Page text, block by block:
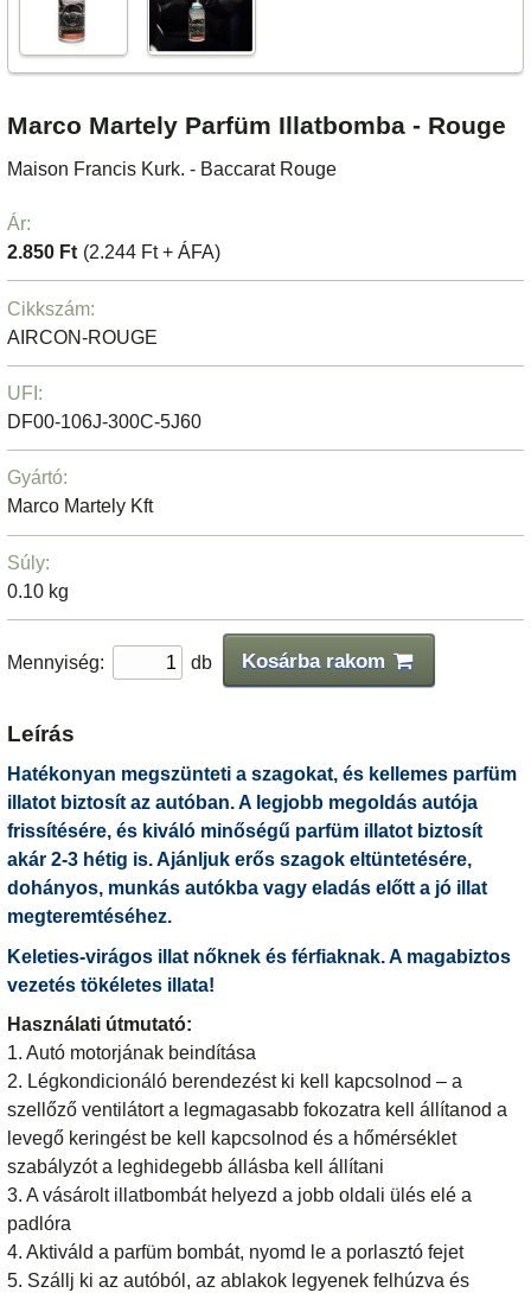
Marco Martely Parfüm Illatbomba - Rouge
Maison Francis Kurk. - Baccarat Rouge
Ár:
2.850 Ft (2.244 Ft + ÁFA)
Cikkszám:
AIRCON-ROUGE
UFI:
DF00-106J-300C-5J60
Gyártó:
Marco Martely Kft
Súly:
0.10 kg
Mennyiség: db Kosárba rakom
Leírás
Hatékonyan megszünteti a szagokat, és kellemes parfüm
illatot biztosít az autóban. A legjobb megoldás autója
frissítésére, és kiváló minőségű parfüm illatot biztosít
akár 2-3 hétig is. Ajánljuk erős szagok eltüntetésére,
dohányos, munkás autókba vagy eladás előtt a jó illat
megteremtéséhez.
Keleties-virágos illat nőknek és férfiaknak. A magabiztos
vezetés tökéletes illata!
Használati útmutató:
1. Autó motorjának beindítása
2. Légkondicionáló berendezést ki kell kapcsolnod – a
szellőző ventilátort a legmagasabb fokozatra kell állítanod a
levegő keringést be kell kapcsolnod és a hőmérséklet
szabályzót a leghidegebb állásba kell állítani
3. A vásárolt illatbombát helyezd a jobb oldali ülés elé a
padlóra
4. Aktiváld a parfüm bombát, nyomd le a porlasztó fejet
5. Szállj ki az autóból, az ablakok legyenek felhúzva és